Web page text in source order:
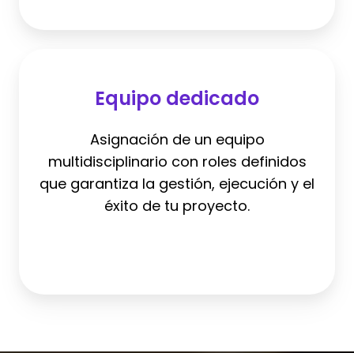
Equipo dedicado
Asignación de un equipo
multidisciplinario con roles definidos
que garantiza la gestión, ejecución y el
éxito de tu proyecto.
dedicado